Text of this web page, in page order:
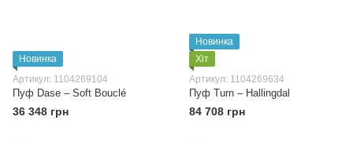
Новинка
Артикул: 1104269104
Пуф Dase – Soft Bouclé
36 348 грн
Новинка
Хіт
Артикул: 1104269634
Пуф Turn – Hallingdal
84 708 грн